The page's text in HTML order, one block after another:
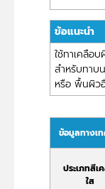
ข้อแนะนำ
ใช้ทาเคลือ
สำหรับทาบ
หรือ พื้นผิว
ข้อมูลทางเ
ประเภทสีเ
ใส